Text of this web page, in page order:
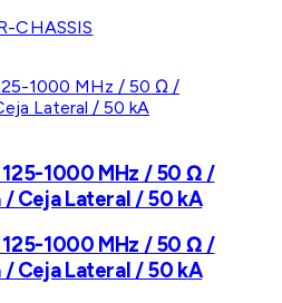
CHASSIS
1000 MHz / 50 Ω /
Ceja Lateral / 50 kA
1000 MHz / 50 Ω /
Ceja Lateral / 50 kA